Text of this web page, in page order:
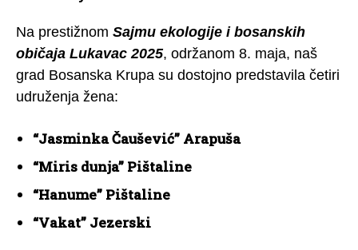
Na prestižnom Sajmu ekologije i bosanskih
običaja Lukavac 2025, održanom 8. maja, naš
grad Bosanska Krupa su dostojno predstavila četiri
udruženja žena:
“Jasminka Čaušević” Arapuša
“Miris dunja” Pištaline
“Hanume” Pištaline
“Vakat” Jezerski